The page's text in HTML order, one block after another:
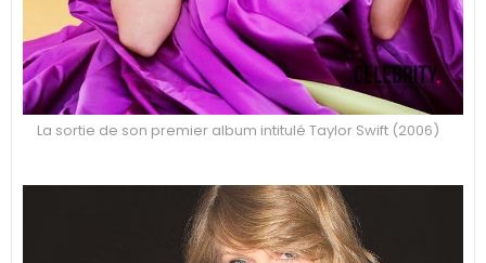
La sortie de son premier album intitulé Taylor Swift (2006)